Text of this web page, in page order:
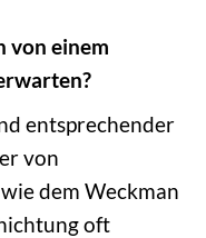
von einem
entsprechender
von
dem Weckman
oft